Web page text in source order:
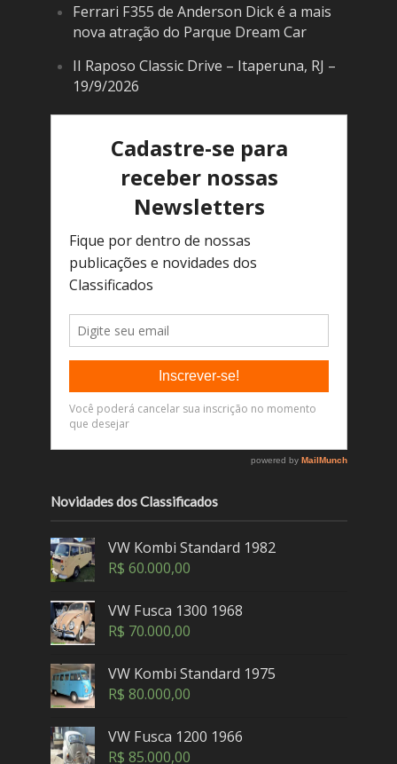
Ferrari F355 de Anderson Dick é a mais
nova atração do Parque Dream Car
II Raposo Classic Drive – Itaperuna, RJ –
19/9/2026
Novidades dos Classificados
VW Kombi Standard 1982
R$ 60.000,00
VW Fusca 1300 1968
R$ 70.000,00
VW Kombi Standard 1975
R$ 80.000,00
VW Fusca 1200 1966
R$ 85.000,00